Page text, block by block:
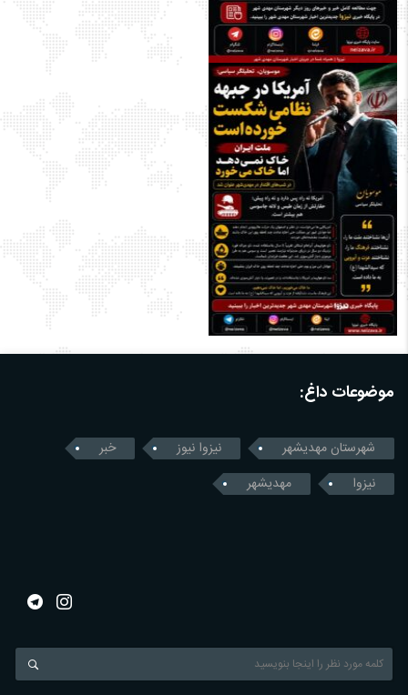
موضوعات داغ:
شهرستان مهدیشهر نیزوا نیوز
خبر
نیزوا
مهدیشهر